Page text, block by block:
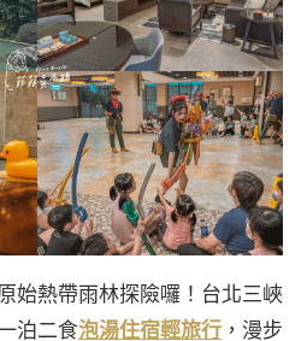
始熱帶雨林探險囉！台北三峽
泊二食泡湯住宿輕旅行 ，漫步